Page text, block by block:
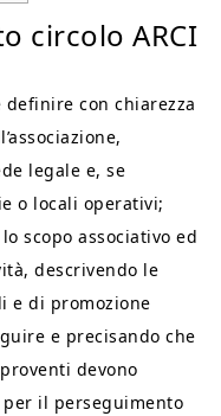
circolo ARCI​
definire con chiarezza
legale e, se
o locali operativi;
scopo associativo ed
descrivendo le
e di promozione
e precisando che
devono
il perseguimento